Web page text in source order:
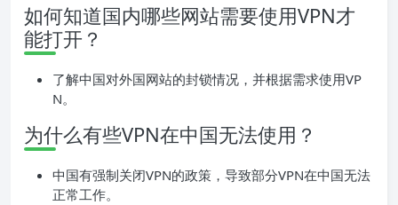
如何知道国内哪些网站需要使用VPN才
能打开？
了解中国对外国网站的封锁情况，并根据需求使用VP
N。
为什么有些VPN在中国无法使用？
中国有强制关闭VPN的政策，导致部分VPN在中国无法
正常工作。